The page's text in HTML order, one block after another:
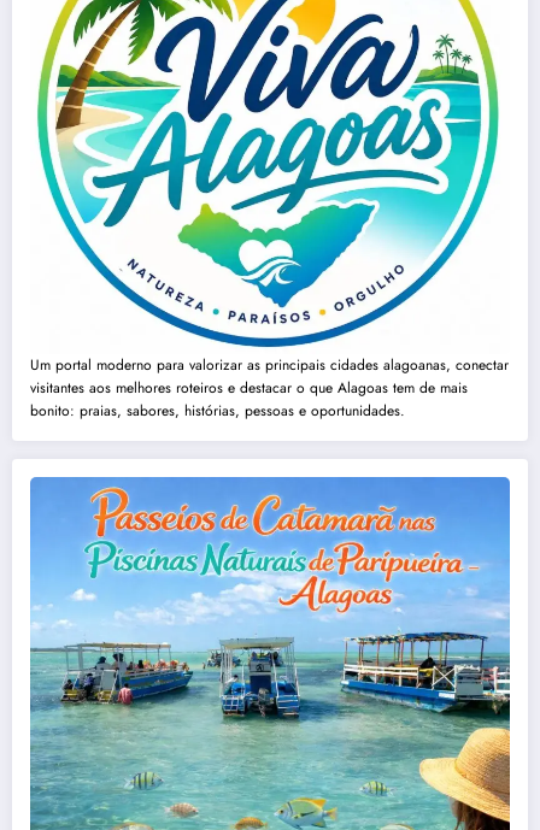
Um portal moderno para valorizar as principais cidades alagoanas, conectar
visitantes aos melhores roteiros e destacar o que Alagoas tem de mais
bonito: praias, sabores, histórias, pessoas e oportunidades.